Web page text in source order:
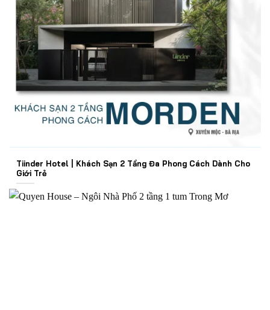
Tiinder Hotel | Khách Sạn 2 Tầng Đa Phong Cách Dành Cho
Giới Trẻ